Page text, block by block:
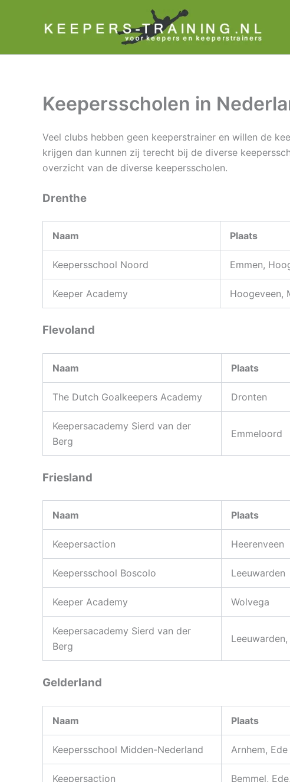
inhoud
Keepersscholen in
Veel clubs hebben geen keeperstrainer en willen de
krijgen dan kunnen zij terecht bij de diverse
overzicht van de diverse keepersscholen.
Drenthe
Naam Plaats
Keepersschool Noord Emmen,
Keeper Academy Hoogeveen,
Flevoland
Naam Plaats
The Dutch Goalkeepers Academy Dronten
Keepersacademy Sierd van der
Berg
Emmeloord
Friesland
Naam Plaats
Keepersaction Heerenveen
Keepersschool Boscolo Leeuwarden
Keeper Academy Wolvega
Keepersacademy Sierd van der
Berg
Leeuwarden,
Gelderland
Naam Plaats
Keepersschool Midden-Nederland Arnhem, Ede
Keepersaction Bemmel,